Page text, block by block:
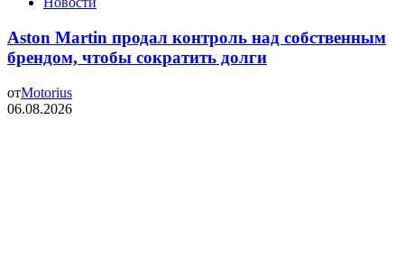
Aston Martin продал контроль над собственным
брендом, чтобы сократить долги
отMotorius
06.08.2026